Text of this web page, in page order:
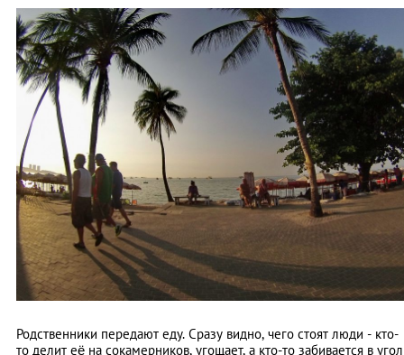
Родственники передают еду. Сразу видно, чего стоят люди - кто-
то делит её на сокамерников, угощает, а кто-то забивается в угол